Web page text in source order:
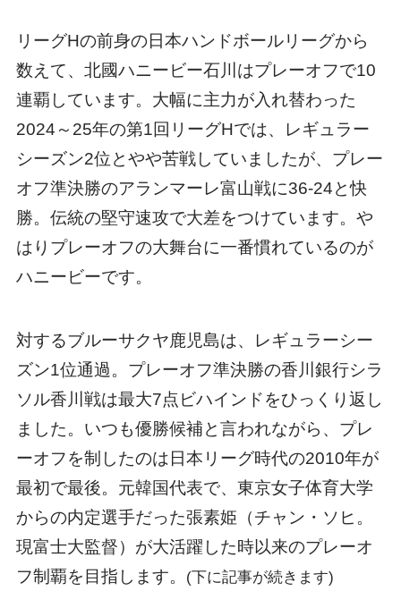
リーグHの前身の日本ハンドボールリーグから
数えて、北國ハニービー石川はプレーオフで10
連覇しています。大幅に主力が入れ替わった
2024～25年の第1回リーグHでは、レギュラー
シーズン2位とやや苦戦していましたが、プレー
オフ準決勝のアランマーレ富山戦に36-24と快
勝。伝統の堅守速攻で大差をつけています。や
はりプレーオフの大舞台に一番慣れているのが
ハニービーです。
対するブルーサクヤ鹿児島は、レギュラーシー
ズン1位通過。プレーオフ準決勝の香川銀行シラ
ソル香川戦は最大7点ビハインドをひっくり返し
ました。いつも優勝候補と言われながら、プレ
ーオフを制したのは日本リーグ時代の2010年が
最初で最後。元韓国代表で、東京女子体育大学
からの内定選手だった張素姫（チャン・ソヒ。
現富士大監督）が大活躍した時以来のプレーオ
フ制覇を目指します。
(下に記事が続きます)